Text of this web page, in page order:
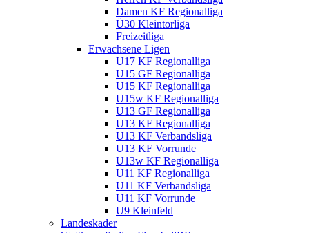
Damen KF Regionalliga
Ü30 Kleintorliga
Freizeitliga
Erwachsene Ligen
U17 KF Regionalliga
U15 GF Regionalliga
U15 KF Regionalliga
U15w KF Regionalliga
U13 GF Regionalliga
U13 KF Regionalliga
U13 KF Verbandsliga
U13 KF Vorrunde
U13w KF Regionalliga
U11 KF Regionalliga
U11 KF Verbandsliga
U11 KF Vorrunde
U9 Kleinfeld
Landeskader